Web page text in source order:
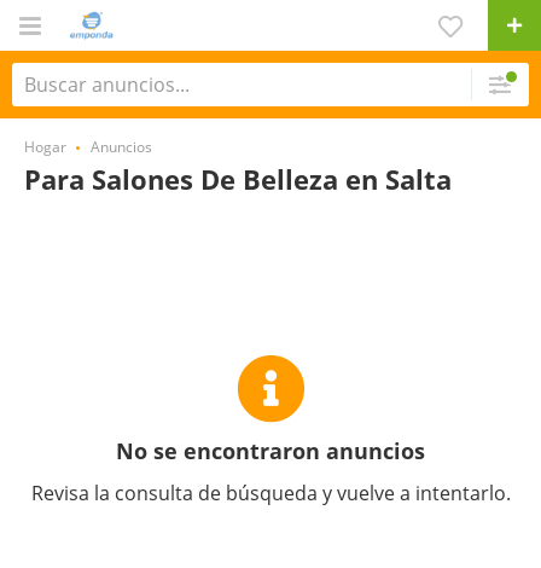
Hogar Anuncios
Para Salones De Belleza en Salta
No se encontraron anuncios
Revisa la consulta de búsqueda y vuelve a intentarlo.